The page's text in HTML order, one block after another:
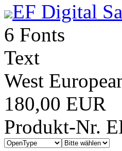
EF Digital
6 Fonts
Text
West
180,00 EUR
Produkt-Nr.